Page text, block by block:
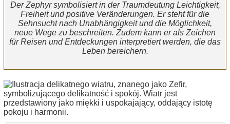
Der Zephyr symbolisiert in der Traumdeutung Leichtigkeit,
Freiheit und positive Veränderungen. Er steht für die
Sehnsucht nach Unabhängigkeit und die Möglichkeit,
neue Wege zu beschreiten. Zudem kann er als Zeichen
für Reisen und Entdeckungen interpretiert werden, die das
Leben bereichern.